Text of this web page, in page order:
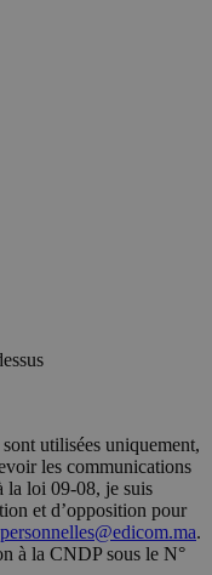
utilisées uniquement,
les communications
la loi 09-08, je suis
et d’opposition pour
.
à la CNDP sous le N°